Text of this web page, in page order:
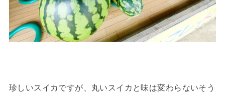
珍しいスイカですが、丸いスイカと味は変わらないそう